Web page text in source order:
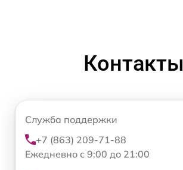
Контакты
Служба поддержки
+7 (863) 209-71-88
Ежедневно с 9:00 до 21:00